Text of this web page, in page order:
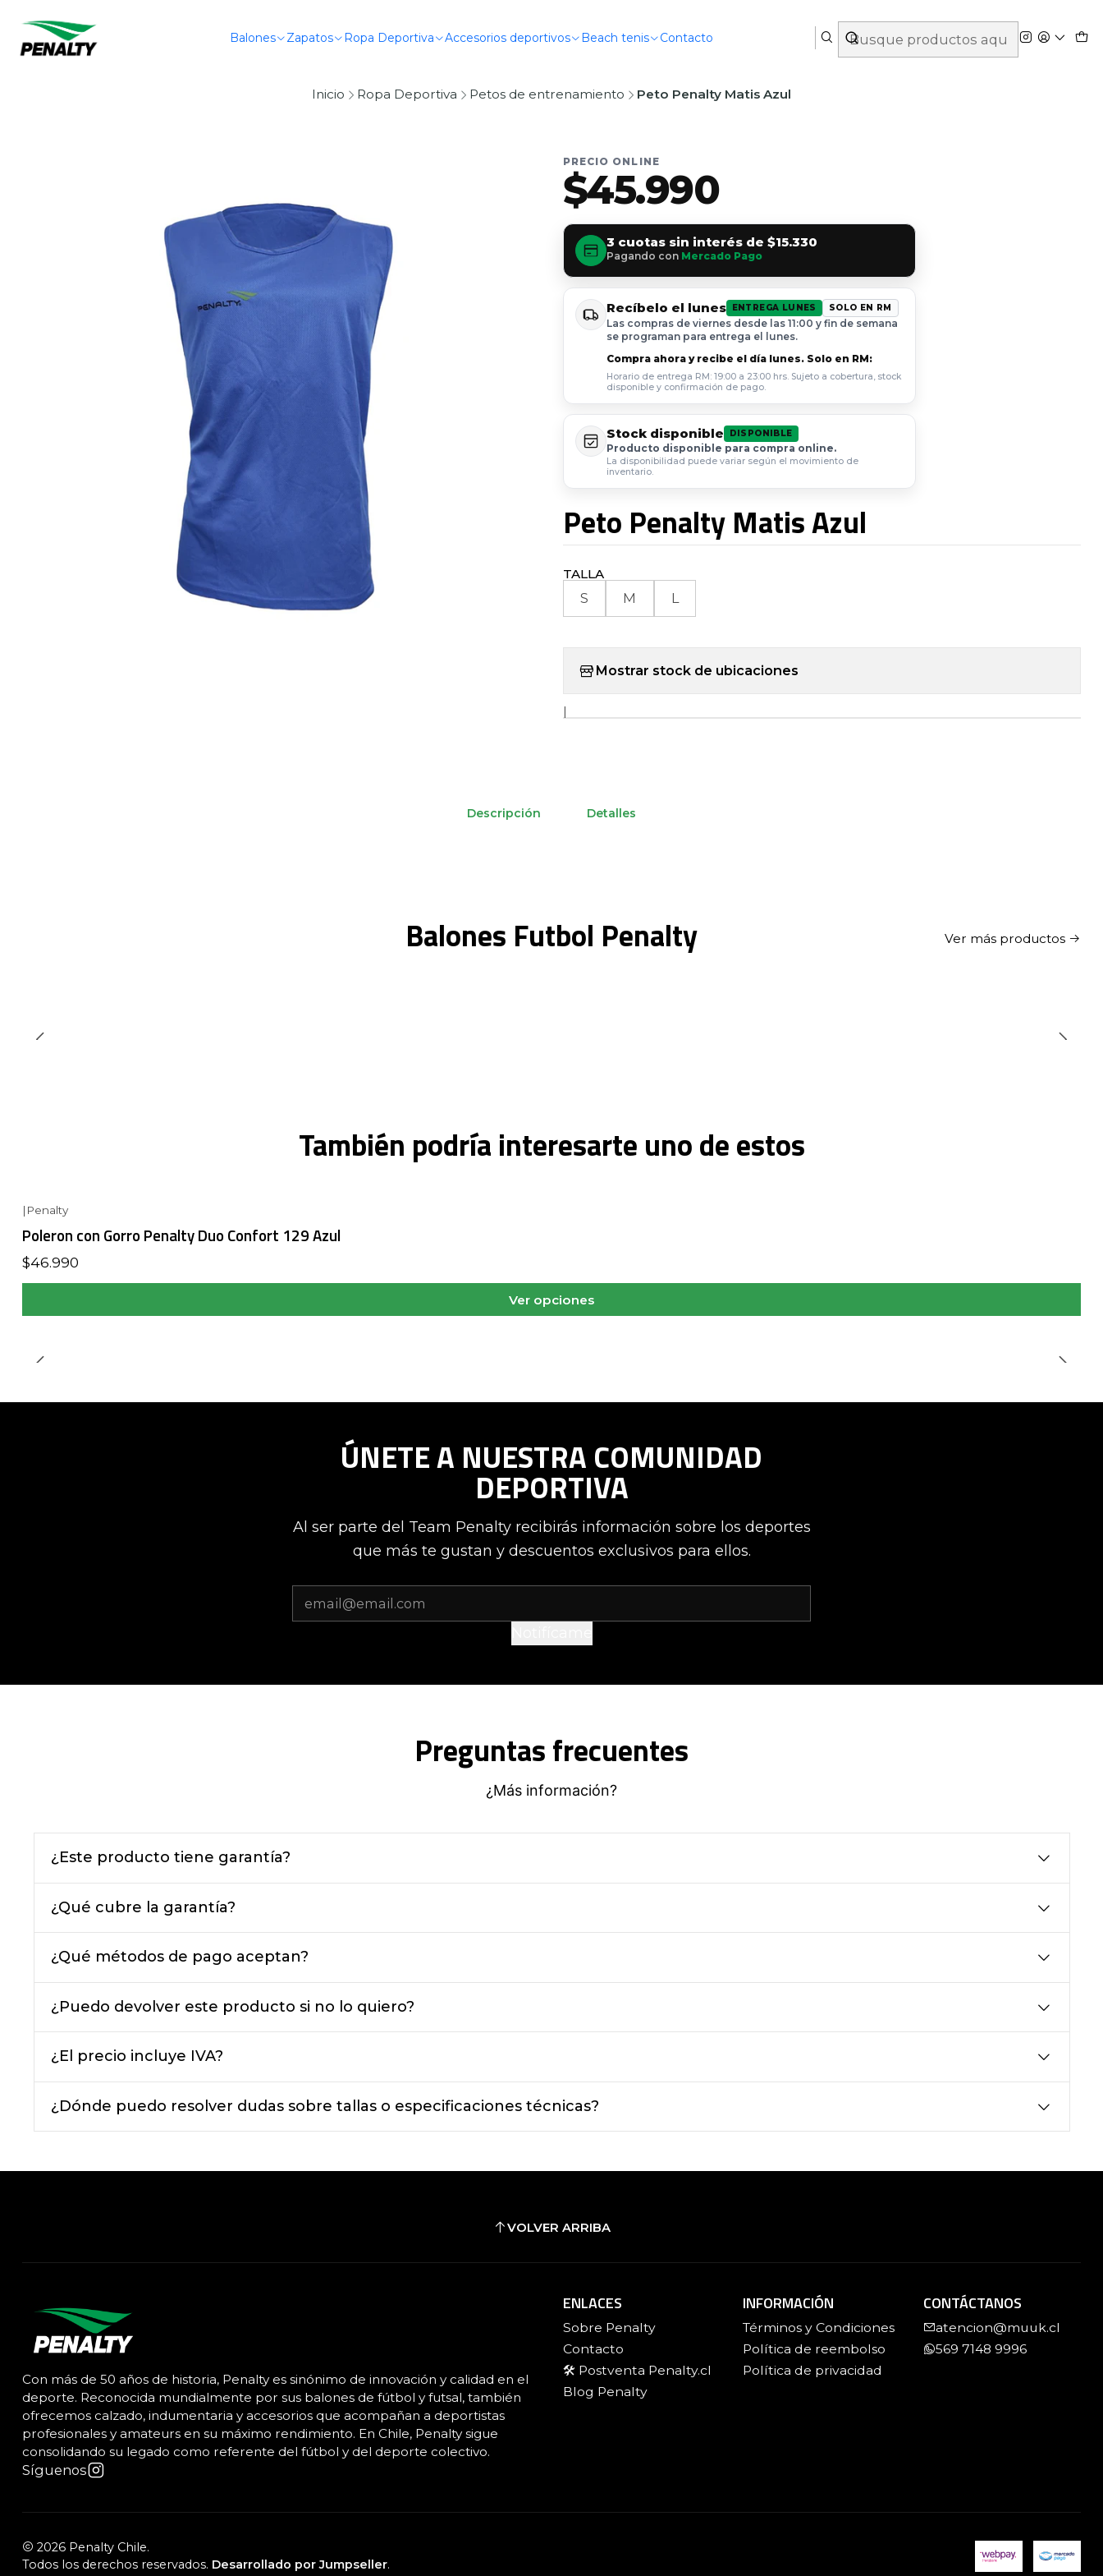
Balones Zapatos Ropa Deportiva Accesorios deportivos Beach tenis Contacto
Inicio Ropa Deportiva Petos de entrenamiento Peto Penalty Matis Azul
PRECIO ONLINE
$45.990
3 cuotas sin interés de $15.330
Pagando con Mercado Pago
Recíbelo el lunes ENTREGA LUNES SOLO EN RM
Las compras de viernes desde las 11:00 y fin de semana
se programan para entrega el lunes.
Compra ahora y recibe el día lunes. Solo en RM:
Horario de entrega RM: 19:00 a 23:00 hrs. Sujeto a cobertura, stock
disponible y confirmación de pago.
Stock disponible DISPONIBLE
Producto disponible para compra online.
La disponibilidad puede variar según el movimiento de
inventario.
Peto Penalty Matis Azul
TALLA
S M L
Mostrar stock de ubicaciones
|
Descripción Detalles
Balones Futbol Penalty Ver más productos
También podría interesarte uno de estos
| Penalty
Poleron con Gorro Penalty Duo Confort 129 Azul
$46.990
Ver opciones
ÚNETE A NUESTRA COMUNIDAD
DEPORTIVA
Al ser parte del Team Penalty recibirás información sobre los deportes
que más te gustan y descuentos exclusivos para ellos.
Preguntas frecuentes
¿Más información?
¿Este producto tiene garantía?
¿Qué cubre la garantía?
¿Qué métodos de pago aceptan?
¿Puedo devolver este producto si no lo quiero?
¿El precio incluye IVA?
¿Dónde puedo resolver dudas sobre tallas o especificaciones técnicas?
VOLVER ARRIBA
Con más de 50 años de historia, Penalty es sinónimo de innovación y calidad en el
deporte. Reconocida mundialmente por sus balones de fútbol y futsal, también
ofrecemos calzado, indumentaria y accesorios que acompañan a deportistas
profesionales y amateurs en su máximo rendimiento. En Chile, Penalty sigue
consolidando su legado como referente del fútbol y del deporte colectivo.
Síguenos
ENLACES
Sobre Penalty
Contacto
🛠️ Postventa Penalty.cl
Blog Penalty
INFORMACIÓN
Términos y Condiciones
Política de reembolso
Política de privacidad
CONTÁCTANOS
atencion@muuk.cl
569 7148 9996
2026 Penalty Chile.
Todos los derechos reservados. Desarrollado por Jumpseller.